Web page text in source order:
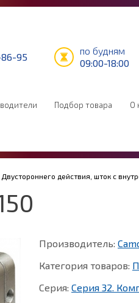
95
по будням
09:00-18:00
Подбор товара О
Двустороннего действия, шток с
Производитель:
Категория товаров:
Серия: Серия 32.